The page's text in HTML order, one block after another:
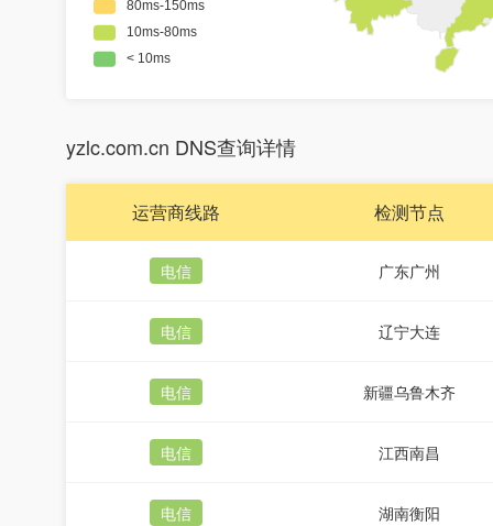
yzlc.com.cn DNS查询详情
运营商线路 检测节点
电信 广东广州
电信 辽宁大连
电信 新疆乌鲁木齐
电信 江西南昌
电信 湖南衡阳